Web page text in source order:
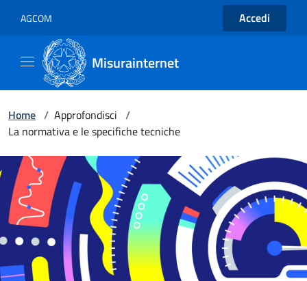
AGCOM Accedi
Misurainternet
Home / Approfondisci /
La normativa e le specifiche tecniche